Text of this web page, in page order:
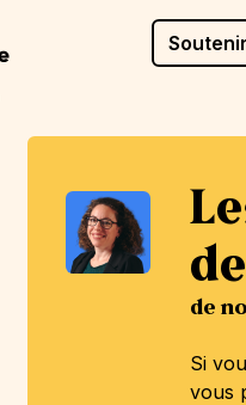
de
Si
vous